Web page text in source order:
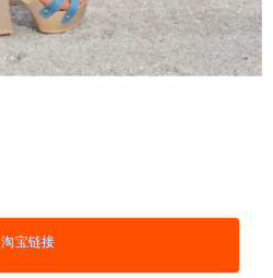
淘宝链接